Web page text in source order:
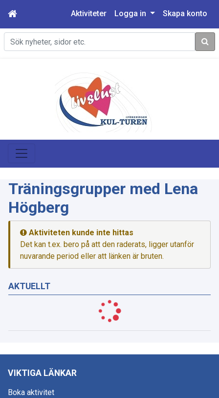
Aktiviteter Logga in Skapa konto
Sök
AKTUELLT
Träningsgrupper med Lena
Högberg
Aktiviteten kunde inte hittas
Det kan t.ex. bero på att den raderats, ligger utanför
nuvarande period eller att länken är bruten.
VIKTIGA LÄNKAR
Boka aktivitet